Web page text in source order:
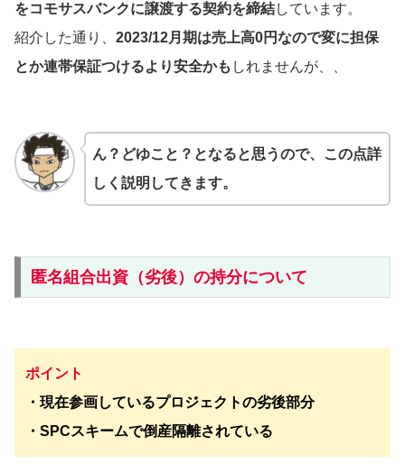
をコモサスバンクに譲渡する契約を締結しています。
紹介した通り、 2023/12月期は売上高0円なので変に担保
とか連帯保証つけるより安全かも しれませんが、、
ん？どゆこと？となると思うので、この点詳
しく説明してきます。
匿名組合出資（劣後）の持分について
ポイント
・現在参画しているプロジェクトの劣後部分
・SPCスキームで倒産隔離されている